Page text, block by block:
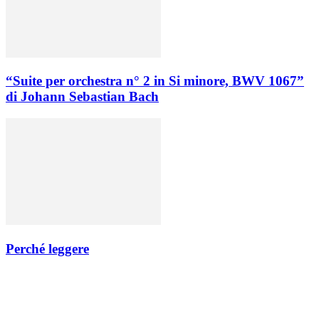
“Suite per orchestra n° 2 in Si minore, BWV 1067”
di Johann Sebastian Bach
Perché leggere